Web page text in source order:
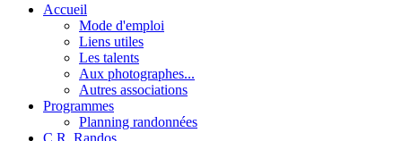
Accueil
Mode d'emploi
Liens utiles
Les talents
Aux photographes...
Autres associations
Programmes
Planning randonnées
C.R. Randos